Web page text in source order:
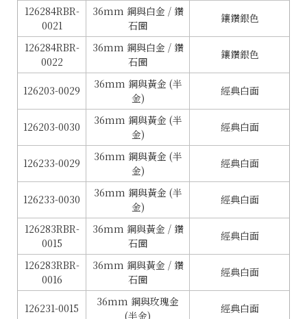
126284RBR-
0021
36mm 鋼與白金 / 鑽
石圈
鑲鑽銀色
126284RBR-
0022
36mm 鋼與白金 / 鑽
石圈
鑲鑽銀色
126203-0029
36mm 鋼與黃金 (半
金)
經典白面
126203-0030
36mm 鋼與黃金 (半
金)
經典白面
126233-0029
36mm 鋼與黃金 (半
金)
經典白面
126233-0030
36mm 鋼與黃金 (半
金)
經典白面
126283RBR-
0015
36mm 鋼與黃金 / 鑽
石圈
經典白面
126283RBR-
0016
36mm 鋼與黃金 / 鑽
石圈
經典白面
126231-0015
36mm 鋼與玫瑰金
(半金)
經典白面